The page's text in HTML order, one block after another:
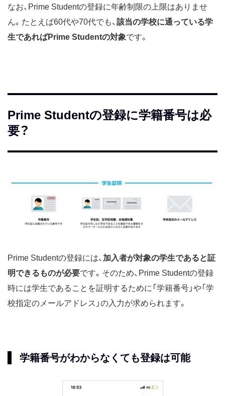
なお、Prime Studentの登録に年齢制限の上限はありませ
ん。たとえば60代や70代でも、 該当の学校に通っている学
生であればPrime Studentの対象です。
Prime Studentの登録に学籍番号は必
要？
Prime Studentの登録には、 加入者が対象の学生であると証
明できるものが必要です。そのため、Prime Studentの登録
時には学生であることを証明するために「学籍番号」や「学
校指定のメールアドレス」の入力が求められます。
学籍番号がわからなくても登録は可能